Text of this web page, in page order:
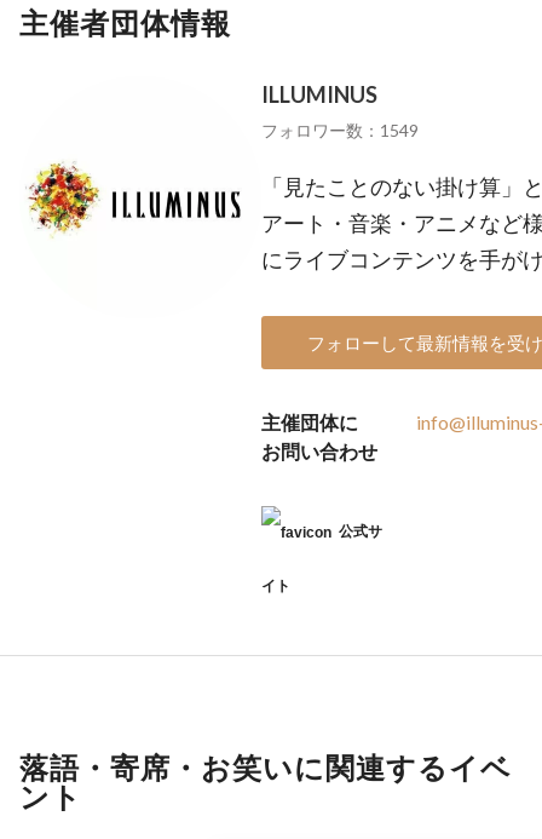
主催者団体情報
ILLUMINUS
フォロワー数：1549
「見たことのない掛け算」
アート・音楽・アニメなど
にライブコンテンツを手が
フォローして最新情報を受
主催団体に
お問い合わせ
公式サ
イト
落語・寄席・お笑いに関連するイベ
ント